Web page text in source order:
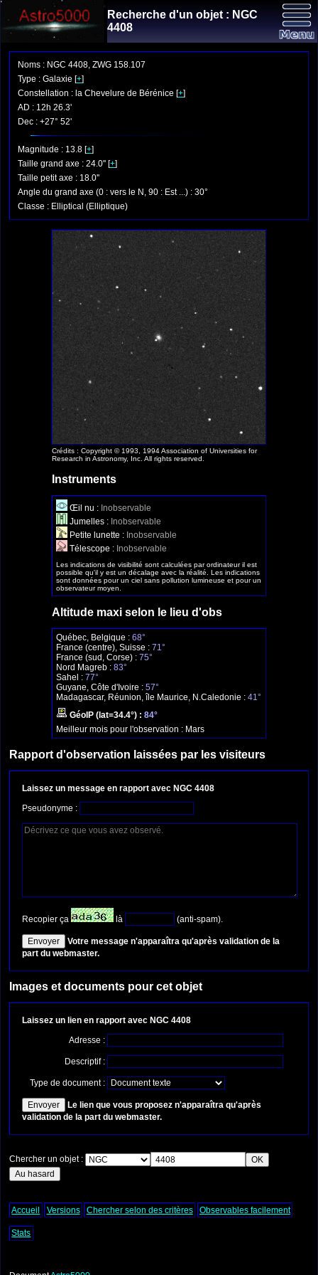
Recherche d'un objet : NGC
4408
Noms : NGC 4408, ZWG 158.107
Type : Galaxie [+]
Constellation : la Chevelure de Bérénice [+]
AD : 12h 26.3'
Dec : +27° 52'
Magnitude : 13.8 [+]
Taille grand axe : 24.0'' [+]
Taille petit axe : 18.0''
Angle du grand axe (0 : vers le N, 90 : Est ...) : 30°
Classe : Elliptical (Elliptique)
Crédits : Copyright © 1993, 1994 Association of Universities for
Research in Astronomy, Inc. All rights reserved.
Instruments
Œil nu : Inobservable
Jumelles : Inobservable
Petite lunette : Inobservable
Télescope : Inobservable
Les indications de visibilité sont calculées par ordinateur il est
possible qu'il y est un décalage avec la réalité. Les indications
sont données pour un ciel sans pollution lumineuse et pour un
observateur moyen.
Altitude maxi selon le lieu d'obs
Québec, Belgique : 68°
France (centre), Suisse : 71°
France (sud, Corse) : 75°
Nord Magreb : 83°
Sahel : 77°
Guyane, Côte d'Ivoire : 57°
Madagascar, Réunion, île Maurice, N.Caledonie : 41°
GéoIP (lat=34.4°) : 84°
Meilleur mois pour l'observation : Mars
Rapport d'observation laissées par les visiteurs
Laissez un message en rapport avec NGC 4408
Pseudonyme :
Recopier ça là (anti-spam).
Votre message n'apparaîtra qu'après validation de la
part du webmaster.
Images et documents pour cet objet
Laissez un lien en rapport avec NGC 4408
Adresse :
Descriptif :
Type de document :
Le lien que vous proposez n'apparaîtra qu'après
validation de la part du webmaster.
Chercher un objet :
Accueil Versions Chercher selon des critères Observables facilement
Stats